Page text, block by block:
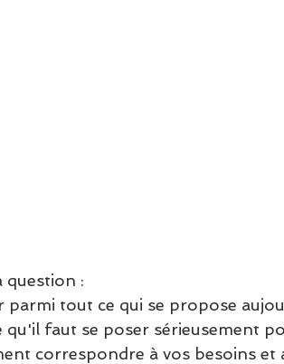
question :
parmi tout ce qui se propose
faut se poser sérieusement
correspondre à vos besoins et